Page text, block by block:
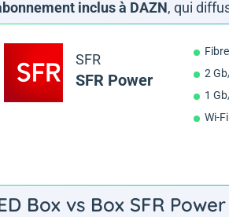
inclus à DAZN, qui
SFR
SFR Power
2
1
Wi-
Box vs Box SFR